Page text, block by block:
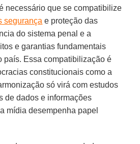
necessário que se compatibilize
segurança e proteção das
do sistema penal e a
e garantias fundamentais
país. Essa compatibilização é
constitucionais como a
só virá com estudos
de dados e informações
mídia desempenha papel